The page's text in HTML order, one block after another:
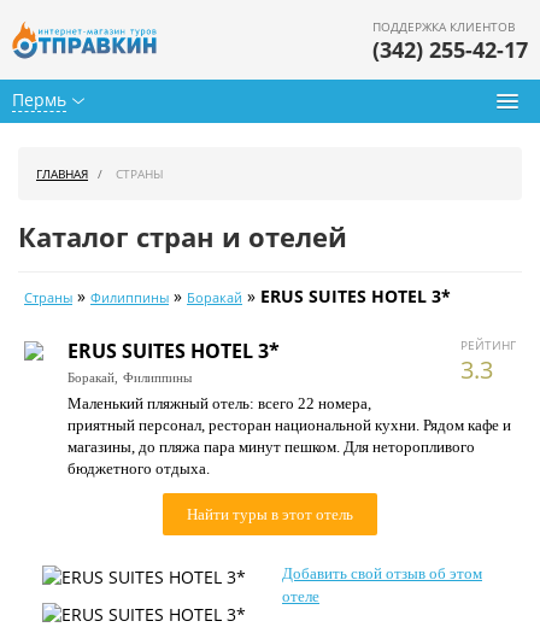
Пермь
ПОДДЕРЖКА КЛИЕНТОВ
(342) 255-42-17
Календарь туров
Цены дня
Страны
Как купить
Контакты
ГЛАВНАЯ СТРАНЫ
Каталог стран и отелей
Страны » Филиппины » Боракай » ERUS SUITES HOTEL 3*
РЕЙТИНГ
3.3
ERUS SUITES HOTEL 3*
Боракай, Филиппины
Маленький пляжный отель: всего 22 номера,
приятный персонал, ресторан национальной кухни. Рядом кафе и
магазины, до пляжа пара минут пешком. Для неторопливого
бюджетного отдыха.
Найти туры в этот отель
Добавить свой отзыв об этом
отеле